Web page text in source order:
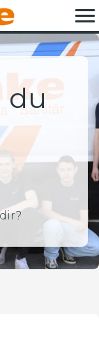
du